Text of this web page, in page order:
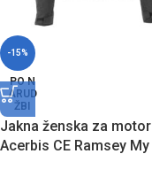
-15%
PO N
ARUD
ŽBI
Jakna ženska za motor
Acerbis CE Ramsey My